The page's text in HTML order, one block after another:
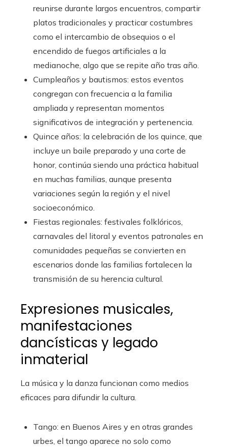
reunirse durante largos encuentros, compartir
platos tradicionales y practicar costumbres
como el intercambio de obsequios o el
encendido de fuegos artificiales a la
medianoche, algo que se repite año tras año.
Cumpleaños y bautismos: estos eventos
congregan con frecuencia a la familia
ampliada y representan momentos
significativos de integración y pertenencia.
Quince años: la celebración de los quince, que
incluye un baile preparado y una corte de
honor, continúa siendo una práctica habitual
en muchas familias, aunque presenta
variaciones según la región y el nivel
socioeconómico.
Fiestas regionales: festivales folklóricos,
carnavales del litoral y eventos patronales en
comunidades pequeñas se convierten en
escenarios donde las familias fortalecen la
transmisión de su herencia cultural.
Expresiones musicales,
manifestaciones
dancísticas y legado
inmaterial
La música y la danza funcionan como medios
eficaces para difundir la cultura.
Tango: en Buenos Aires y en otras grandes
urbes, el tango aparece no solo como